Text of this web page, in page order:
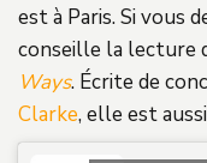
est à Paris. Si vous
conseille la lecture
Ways. Écrite de
Clarke, elle est